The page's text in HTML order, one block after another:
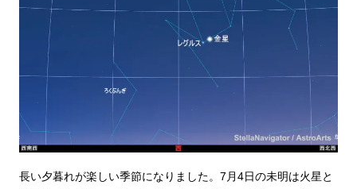
長い夕暮れが楽しい季節になりました。7月4日の未明は火星と